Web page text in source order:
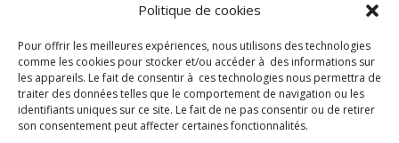
Politique de cookies
Pour offrir les meilleures expériences, nous utilisons des technologies
comme les cookies pour stocker et/ou accéder à des informations sur
les appareils. Le fait de consentir à ces technologies nous permettra de
traiter des données telles que le comportement de navigation ou les
identifiants uniques sur ce site. Le fait de ne pas consentir ou de retirer
son consentement peut affecter certaines fonctionnalités.